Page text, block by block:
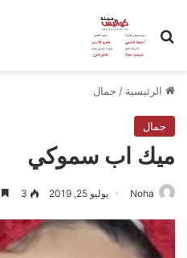
بحث عن
الرئيسية / جمال
جمال
ميك اب سموكي
Noha يوليو 25, 2019 3